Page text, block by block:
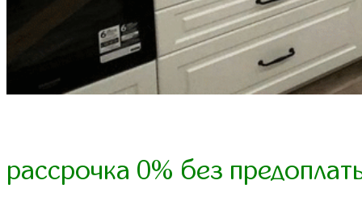
рассрочка 0% без